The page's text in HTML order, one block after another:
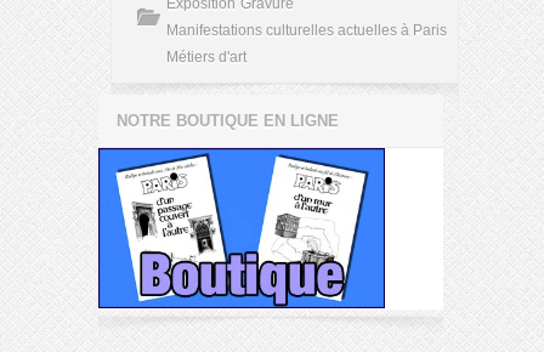
Exposition Gravure
Manifestations culturelles actuelles à Paris
Métiers d'art
NOTRE BOUTIQUE EN LIGNE